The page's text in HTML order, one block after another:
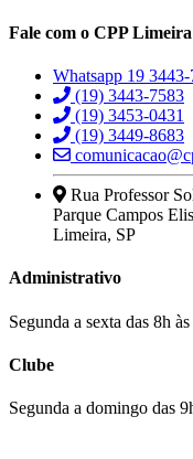
Fale com o CPP Limeira
Whatsapp 19
(19) 3443-7583
(19) 3453-0431
(19) 3449-8683
Rua Professor
Parque Campos
Limeira, SP
Administrativo
Segunda a sexta das 8h
Clube
Segunda a domingo das